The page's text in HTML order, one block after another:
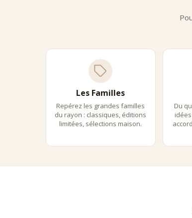
Les Familles
Repérez les grandes familles
du rayon : classiques, éditions
limitées, sélections maison.
Du